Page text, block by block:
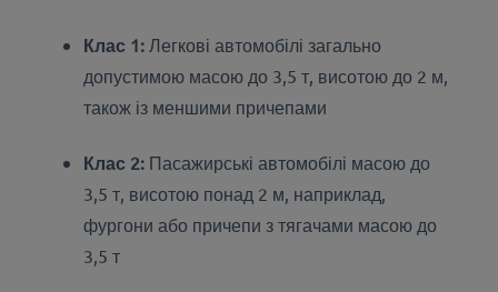
Клас 1: Легкові автомобілі загально
допустимою масою до 3,5 т, висотою до 2 м,
також із меншими причепами
Клас 2: Пасажирські автомобілі масою до
3,5 т, висотою понад 2 м, наприклад,
фургони або причепи з тягачами масою до
3,5 т